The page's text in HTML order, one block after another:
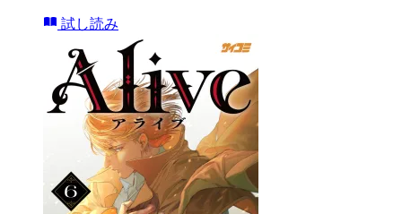
試し読み